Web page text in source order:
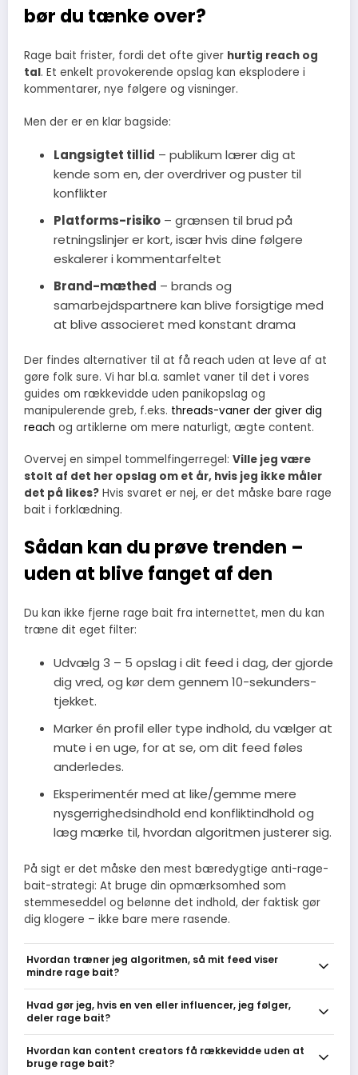
bør du tænke over?
Rage bait frister, fordi det ofte giver hurtig reach og
tal. Et enkelt provokerende opslag kan eksplodere i
kommentarer, nye følgere og visninger.
Men der er en klar bagside:
Langsigtet tillid – publikum lærer dig at
kende som en, der overdriver og puster til
konflikter
Platforms-risiko– grænsen til brud på
retningslinjer er kort, især hvis dine følgere
eskalerer i kommentarfeltet
Brand-mæthed – brands og
samarbejdspartnere kan blive forsigtige med
at blive associeret med konstant drama
Der findes alternativer til at få reach uden at leve af at
gøre folk sure. Vi har bl.a. samlet vaner til det i vores
guides om rækkevidde uden panikopslag og
manipulerende greb, f.eks. threads-vaner der giver dig
reach og artiklerne om mere naturligt, ægte content.
Overvej en simpel tommelfingerregel: Ville jeg være
stolt af det her opslag om et år, hvis jeg ikke måler
det på likes? Hvis svaret er nej, er det måske bare rage
bait i forklædning.
Sådan kan du prøve trenden –
uden at blive fanget af den
Du kan ikke fjerne rage bait fra internettet, men du kan
træne dit eget filter:
Udvælg 3 – 5 opslag i dit feed i dag, der gjorde
dig vred, og kør dem gennem 10-sekunders-
tjekket.
Marker én profil eller type indhold, du vælger at
mute i en uge, for at se, om dit feed føles
anderledes.
Eksperimentér med at like/gemme mere
nysgerrighedsindhold end konfliktindhold og
læg mærke til, hvordan algoritmen justerer sig.
På sigt er det måske den mest bæredygtige anti-rage-
bait-strategi: At bruge din opmærksomhed som
stemmeseddel og belønne det indhold, der faktisk gør
dig klogere – ikke bare mere rasende.
Hvordan træner jeg algoritmen, så mit feed viser
mindre rage bait?
'ikke interesseret' eller skjul opslag, og følg flere nuancerede kilder.
Aktivt engagement med roligt, informativt indhold sender
Hvad gør jeg, hvis en ven eller influencer, jeg følger,
deler rage bait?
DM i stedet for at slås i kommentarfeltet. Hvis det gentager sig,
kan du mute eller unfollow uden drama - det er en effektiv måde
Hvordan kan content creators få rækkevidde uden at
bruge rage bait?